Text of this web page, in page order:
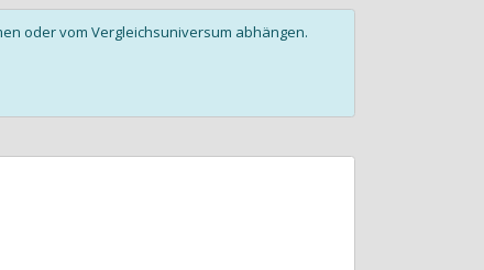
oder vom Vergleichsuniversum abhängen.